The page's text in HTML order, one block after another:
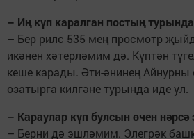
– Иң күп каралган постың турында
– Бер рилс 535 мең просмотр
икәнен хәтерләмим дә. Күптән
кеше карады. Әти-әнинең Айнурны
озатырга килгәне турында иде ул.
– Караулар күп булсын өчен нәрсә
– Берни дә эшләмим. Элегрәк